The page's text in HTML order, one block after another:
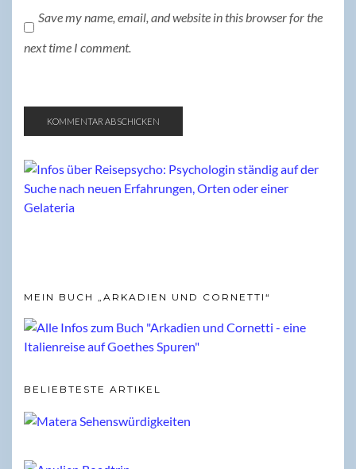
Save my name, email, and website in this browser for the
next time I comment.
MEIN BUCH „ARKADIEN UND CORNETTI“
BELIEBTESTE ARTIKEL